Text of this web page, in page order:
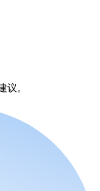
议。